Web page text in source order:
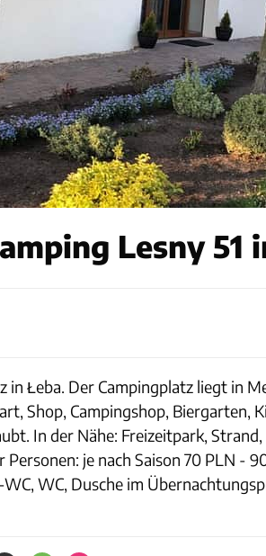
Lesny 51
in Łeba. Der Campingplatz liegt in
Shop, Campingshop, Biergarten,
In der Nähe: Freizeitpark,
je nach Saison 70 PLN -
WC, Dusche im